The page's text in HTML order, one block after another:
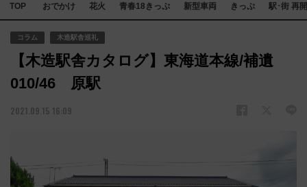
TOP おでかけ 花火 青春18きっぷ 新型車両 きっぷ 駅･街 再
コラム 木造駅舎巡礼
【木造駅舎カタログ】東海道本線/補遺
010/46 原駅
2021.09.15 16:09